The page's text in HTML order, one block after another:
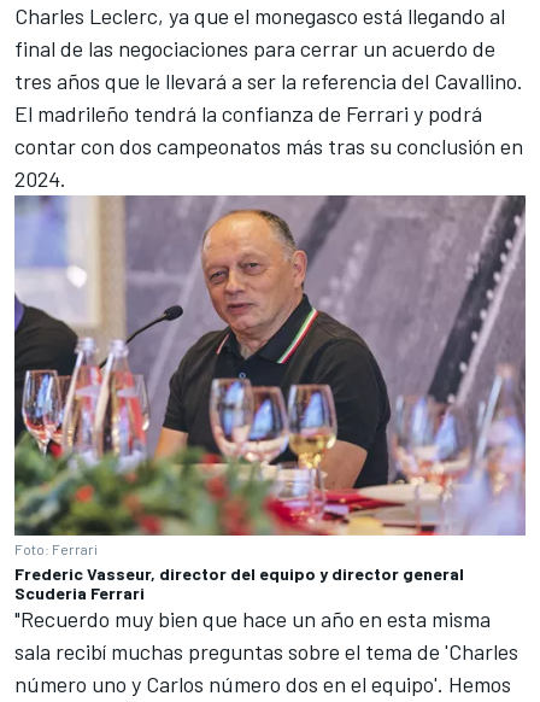
Charles Leclerc, ya que el monegasco está llegando al
final de las negociaciones para cerrar un acuerdo de
tres años que le llevará a ser la referencia del Cavallino.
El madrileño tendrá la confianza de Ferrari y podrá
contar con dos campeonatos más tras su conclusión en
2024.
Foto: Ferrari
Frederic Vasseur, director del equipo y director general
Scuderia Ferrari
"Recuerdo muy bien que hace un año en esta misma
sala recibí muchas preguntas sobre el tema de 'Charles
número uno y Carlos número dos en el equipo'. Hemos